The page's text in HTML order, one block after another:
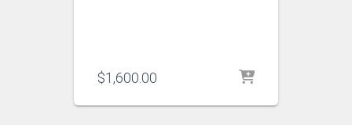
$1,600.00